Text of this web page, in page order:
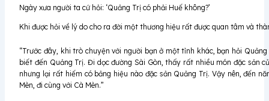
Ngày xưa người ta cứ hỏi: ‘Quảng Trị có phải Huế không?’
Khi được hỏi về lý do cho ra đời một thương hiệu rất được quan tâm và
“Trước đây, khi trò chuyện với người bạn ở một tỉnh khác, bạn hỏi
biết đến Quảng Trị. Đi dọc đường Sài Gòn, thấy rất nhiều món đặc sản
nhưng lại rất hiếm có bảng hiệu nào đặc sản Quảng Trị. Vậy nên, đến
Mèn, đi cùng với Cà Mèn.”